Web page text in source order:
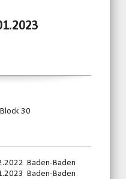
30
Baden-Baden
Baden-Baden